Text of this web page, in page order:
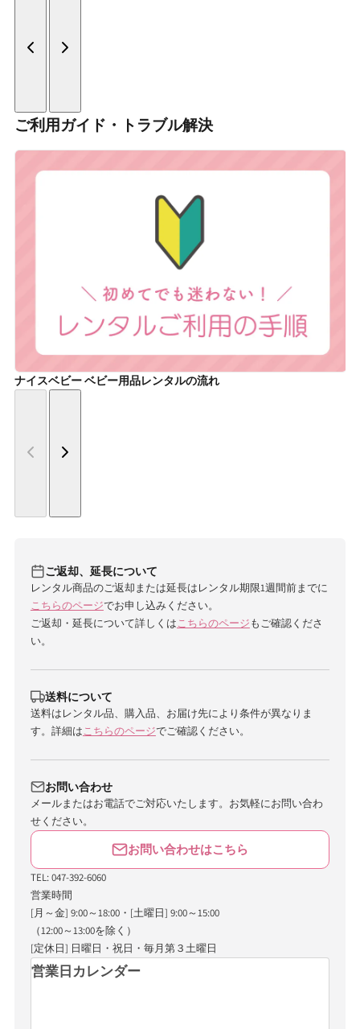
ご利用ガイド・トラブル解決
ナイスベビー ベビー用品レンタルの流れ
ご返却、延長について
レンタル商品のご返却または延長はレンタル期限1週間前までに
こちらのページでお申し込みください。
ご返却・延長について詳しくはこちらのページもご確認くださ
い。
送料について
送料はレンタル品、購入品、お届け先により条件が異なりま
す。詳細はこちらのページでご確認ください。
お問い合わせ
メールまたはお電話でご対応いたします。お気軽にお問い合わ
せください。
お問い合わせはこちら
TEL: 047-392-6060
営業時間
[月～金] 9:00～18:00・[土曜日] 9:00～15:00
（12:00～13:00を除く）
[定休日] 日曜日・祝日・毎月第３土曜日
営業日カレンダー